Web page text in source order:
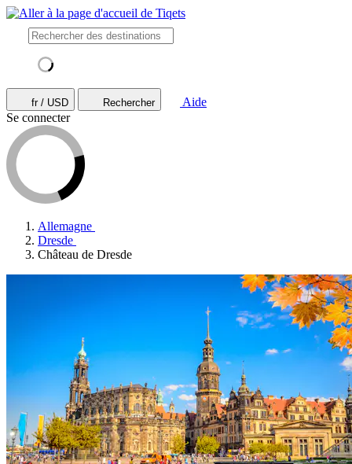
fr / USD Rechercher
Aide
Se connecter
Allemagne
Dresde
Château de Dresde